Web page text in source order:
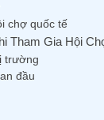
chợ quốc tế
Tham Gia Hội
trường
đầu